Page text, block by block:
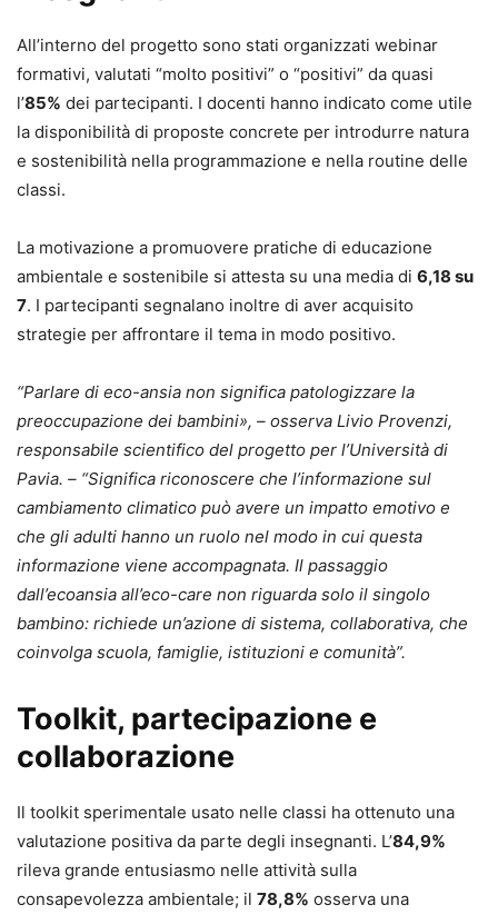
All’interno del progetto sono stati organizzati webinar
formativi, valutati “molto positivi” o “positivi” da quasi
l’85% dei partecipanti. I docenti hanno indicato come utile
la disponibilità di proposte concrete per introdurre natura
e sostenibilità nella programmazione e nella routine delle
classi.
La motivazione a promuovere pratiche di educazione
ambientale e sostenibile si attesta su una media di 6,18 su
7. I partecipanti segnalano inoltre di aver acquisito
strategie per affrontare il tema in modo positivo.
“Parlare di eco-ansia non significa patologizzare la
preoccupazione dei bambini», – osserva Livio Provenzi,
responsabile scientifico del progetto per l’Università di
Pavia. – “Significa riconoscere che l’informazione sul
cambiamento climatico può avere un impatto emotivo e
che gli adulti hanno un ruolo nel modo in cui questa
informazione viene accompagnata. Il passaggio
dall’ecoansia all’eco-care non riguarda solo il singolo
bambino: richiede un’azione di sistema, collaborativa, che
coinvolga scuola, famiglie, istituzioni e comunità”.
Toolkit, partecipazione e
collaborazione
Il toolkit sperimentale usato nelle classi ha ottenuto una
valutazione positiva da parte degli insegnanti. L’84,9%
rileva grande entusiasmo nelle attività sulla
consapevolezza ambientale; il 78,8% osserva una